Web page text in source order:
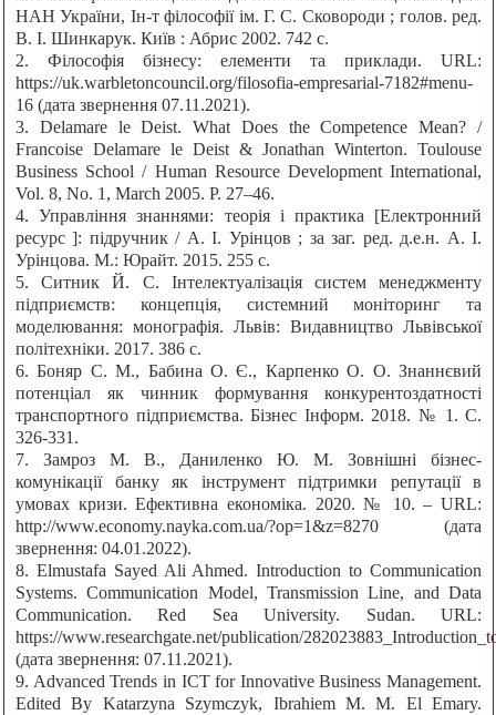
НАН України, Ін-т філософії ім. Г. С. Сковороди ; голов. ред.
В. І. Шинкарук. Київ : Абрис 2002. 742 с.
2. Філософія бізнесу: елементи та приклади. URL:
https://uk.warbletoncouncil.org/filosofia-empresarial-7182#menu-
16 (дата звернення 07.11.2021).
3. Delamare le Deist. What Does the Competence Mean? /
Francoise Delamare le Deist & Jonathan Winterton. Toulouse
Business School / Human Resource Development International,
Vol. 8, No. 1, March 2005. P. 27–46.
4. Управління знаннями: теорія і практика [Електронний
ресурс ]: підручник / А. І. Урінцов ; за заг. ред. д.е.н. А. І.
Урінцова. М.: Юрайт. 2015. 255 с.
5. Ситник Й. С. Інтелектуалізація систем менеджменту
підприємств: концепція, системний моніторинг та
моделювання: монографія. Львів: Видавництво Львівської
політехніки. 2017. 386 с.
6. Боняр С. М., Бабина О. Є., Карпенко О. О. Знаннєвий
потенціал як чинник формування конкурентоздатності
транспортного підприємства. Бізнес Інформ. 2018. № 1. С.
326-331.
7. Замроз М. В., Даниленко Ю. М. Зовнішні бізнес-
комунікації банку як інструмент підтримки репутації в
умовах кризи. Ефективна економіка. 2020. № 10. – URL:
http://www.economy.nayka.com.ua/?op=1&z=8270 (дата
звернення: 04.01.2022).
8. Elmustafa Sayed Ali Ahmed. Introduction to Communication
Systems. Communication Model, Transmission Line, and Data
Communication. Red Sea University. Sudan. URL:
https://www.researchgate.net/publication/
(дата звернення: 07.11.2021).
9. Advanced Trends in ICT for Innovative Business Management.
Edited By Katarzyna Szymczyk, Ibrahiem M. M. El Emary.